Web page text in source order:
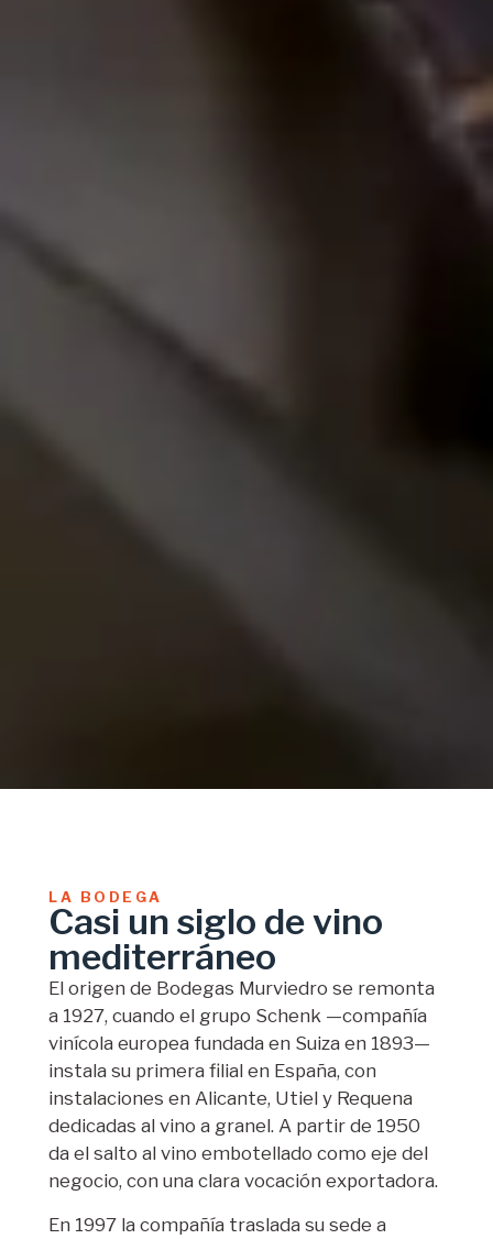
LA BODEGA
Casi un siglo de vino
mediterráneo
El origen de Bodegas Murviedro se remonta
a 1927, cuando el grupo Schenk —compañía
vinícola europea fundada en Suiza en 1893—
instala su primera filial en España, con
instalaciones en Alicante, Utiel y Requena
dedicadas al vino a granel. A partir de 1950
da el salto al vino embotellado como eje del
negocio, con una clara vocación exportadora.
En 1997 la compañía traslada su sede a